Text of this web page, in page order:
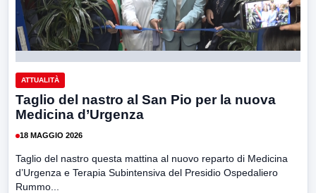
ATTUALITÀ
Taglio del nastro al San Pio per la nuova
Medicina d’Urgenza
18 MAGGIO 2026
Taglio del nastro questa mattina al nuovo reparto di Medicina
d’Urgenza e Terapia Subintensiva del Presidio Ospedaliero
Rummo...